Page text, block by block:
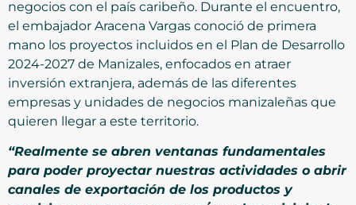
negocios con el país caribeño. Durante el encuentro,
el embajador Aracena Vargas conoció de primera
mano los proyectos incluidos en el Plan de Desarrollo
2024-2027 de Manizales, enfocados en atraer
inversión extranjera, además de las diferentes
empresas y unidades de negocios manizaleñas que
quieren llegar a este territorio.
“Realmente se abren ventanas fundamentales
para poder proyectar nuestras actividades o abrir
canales de exportación de los productos y